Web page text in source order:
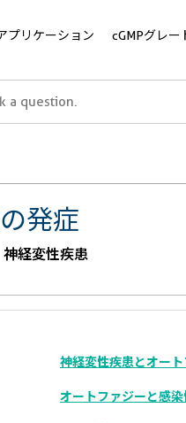
プリケーション cGMPグレー
発症
経変性疾患
神経変性疾患とオート
オートファジーと感染